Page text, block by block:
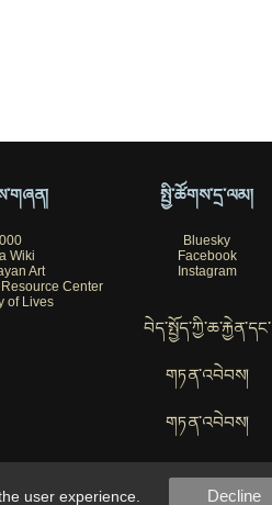
Wiki
Art
Center
of Lives
སྤྱི་ཚོགས་དྲ་ལམ།
Bluesky
Facebook
Instagram
བེད་སྤྱོད་ཀྱི་ཆ་རྐྱེན་དང་
གཏན་འབེབས།
གཏན་འབེབས།
user experience. Decline